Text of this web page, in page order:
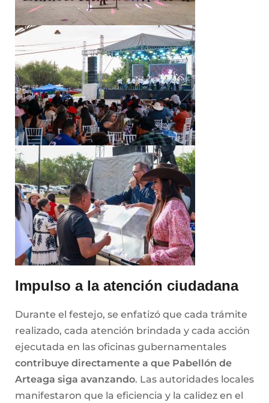
Impulso a la atención ciudadana
Durante el festejo, se enfatizó que cada trámite
realizado, cada atención brindada y cada acción
ejecutada en las oficinas gubernamentales
contribuye directamente a que Pabellón de
Arteaga siga avanzando. Las autoridades locales
manifestaron que la eficiencia y la calidez en el